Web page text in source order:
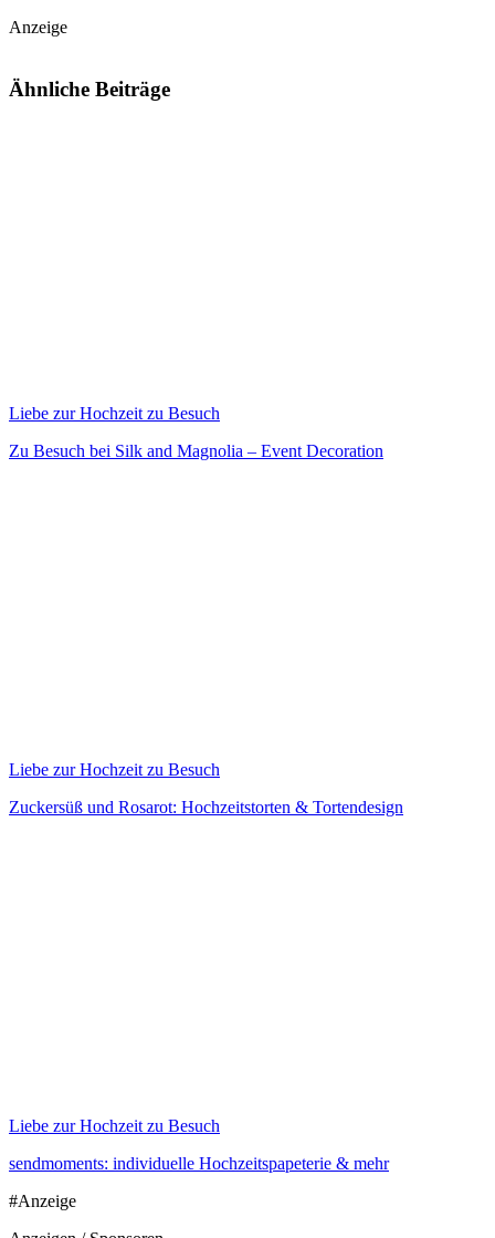
Anzeige
Ähnliche Beiträge
Liebe zur Hochzeit zu Besuch
Zu Besuch bei Silk and Magnolia – Event Decoration
Liebe zur Hochzeit zu Besuch
Zuckersüß und Rosarot: Hochzeitstorten & Tortendesign
Liebe zur Hochzeit zu Besuch
sendmoments: individuelle Hochzeitspapeterie & mehr
#Anzeige